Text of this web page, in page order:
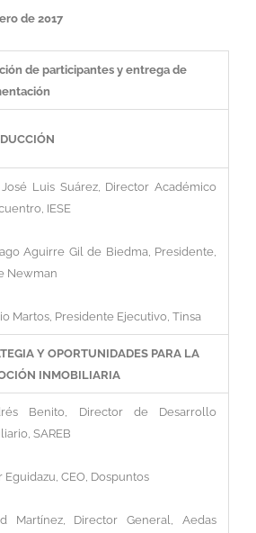
de 2017
de participantes y entrega de
José Luis Suárez, Director Académico
IESE
Aguirre Gil de Biedma, Presidente,
Newman
Martos, Presidente Ejecutivo, Tinsa
Y OPORTUNIDADES PARA LA
INMOBILIARIA
Benito, Director de Desarrollo
SAREB
Eguidazu, CEO, Dospuntos
Martínez, Director General, Aedas